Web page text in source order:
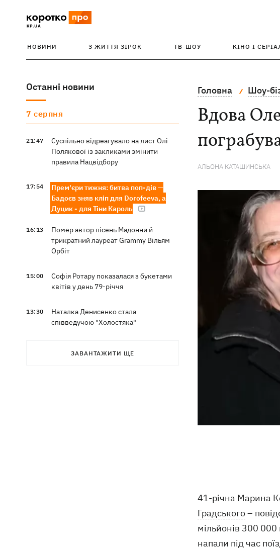
НОВИНИ З ЖИТТЯ ЗІРОК ТВ-ШОУ КІНО І
Останні новини
7 серпня
21:47
Суспільно відреагувало на лист Олі
Полякової із закликами змінити
правила Нацвідбору
17:54
Прем'єри тижня: битва поп-дів —
Бадоєв зняв кліп для Dorofeeva, а
Дуцик - для Тіни Кароль
16:13
Помер автор пісень Мадонни й
трикратний лауреат Grammy Вільям
Орбіт
15:00
Софія Ротару показалася з букетами
квітів у день 79-річчя
13:30
Наталка Денисенко стала
співведучою "Холостяка"
тренеркою дорослого "Голосу"
ЗАВАНТАЖИТИ ЩЕ
Головна Шоу-
Вдова
АЛЬОНА КАТАШИНСЬКА
41-річна Марина
Градського–
мільйонів 300
напали під час